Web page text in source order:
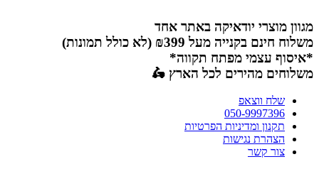
לתוכן
מגוון מוצרי יודאיקה באתר אחד
משלוח חינם בקנייה מעל ₪399 (לא כולל תמונות)
*איסוף עצמי מפתח תקווה*
משלוחים מהירים לכל הארץ 🛵
שלח ווצאפ
050-9997396
תקנון ומדיניות הפרטיות
הצהרת נגישות
צור קשר